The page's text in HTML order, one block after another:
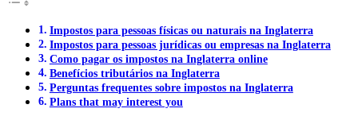
Impostos para pessoas físicas ou naturais na Inglaterra
Impostos para pessoas jurídicas ou empresas na Inglaterra
Como pagar os impostos na Inglaterra online
Benefícios tributários na Inglaterra
Perguntas frequentes sobre impostos na Inglaterra
Plans that may interest you